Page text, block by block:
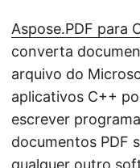
Aspose.PDF para
converta
arquivo do
aplicativos C++
escrever
documentos PDF
qualquer outro